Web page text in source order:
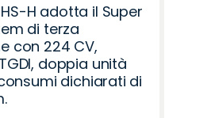
H adotta il Super
di terza
con 224 CV,
doppia unità
dichiarati di